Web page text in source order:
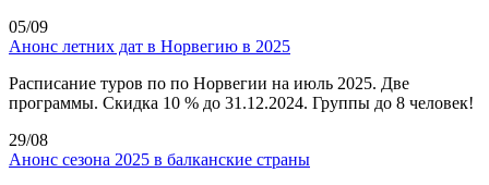
05/09
Анонс летних дат в Норвегию в 2025
Расписание туров по по Норвегии на июль 2025. Две
программы. Скидка 10 % до 31.12.2024. Группы до 8 человек!
29/08
Анонс сезона 2025 в балканские страны